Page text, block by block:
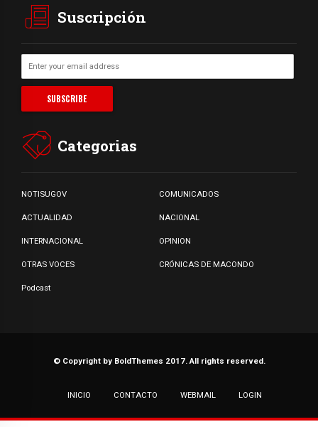
Suscripción
Categorias
NOTISUGOV COMUNICADOS
ACTUALIDAD NACIONAL
INTERNACIONAL OPINION
OTRAS VOCES CRÓNICAS DE MACONDO
Podcast
© Copyright by BoldThemes 2017. All rights reserved.
INICIO CONTACTO WEBMAIL LOGIN